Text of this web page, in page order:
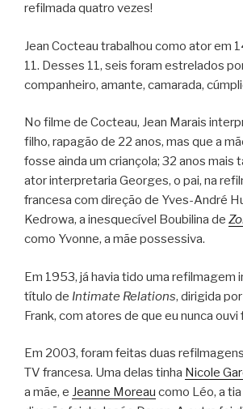
refilmada quatro vezes!
Jean Cocteau trabalhou como ator em
11. Desses 11, seis foram estrelados
companheiro, amante, camarada,
No filme de Cocteau, Jean Marais
filho, rapagão de 22 anos, mas que a
fosse ainda um criançola; 32 anos mais
ator interpretaria Georges, o pai, na
francesa com direção de Yves-André
Kedrowa, a inesquecível Boubilina de
como Yvonne, a mãe possessiva.
Em 1953, já havia tido uma refilmagem
título de Intimate Relations, dirigida
Frank, com atores de que eu nunca ouvi
Em 2003, foram feitas duas
TV francesa. Uma delas tinha Nicole
a mãe, e Jeanne Moreau como Léo, a